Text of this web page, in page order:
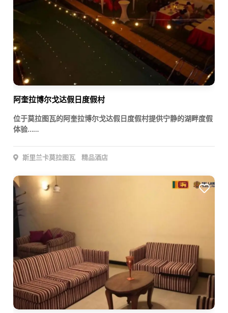
阿奎拉博尔戈达假日度假村
位于莫拉图瓦的阿奎拉博尔戈达假日度假村提供宁静的湖畔度假
体验……
斯里兰卡莫拉图瓦 精品酒店